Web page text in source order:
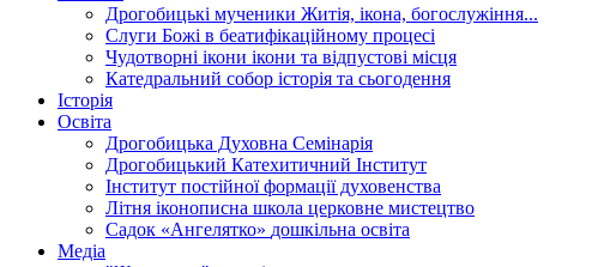
Дрогобицькі мученики Житія, ікона, богослужіння...
Слуги Божі в беатифікаційному процесі
Чудотворні ікони ікони та відпустові місця
Катедральний собор історія та сьогодення
Історія
Освіта
Дрогобицька Духовна Семінарія
Дрогобицький Катехитичний Інститут
Інститут постійної формації духовенства
Літня іконописна школа церковне мистецтво
Садок «Ангелятко» дошкільна освіта
Медіа